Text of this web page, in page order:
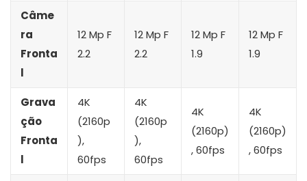
Câme
ra
Fronta
l
12 Mp F
2.2
12 Mp F
2.2
12 Mp F
1.9
12 Mp F
1.9
Grava
ção
Fronta
l
4K
(2160p
),
60fps
4K
(2160p
),
60fps
4K
(2160p)
, 60fps
4K
(2160p)
, 60fps